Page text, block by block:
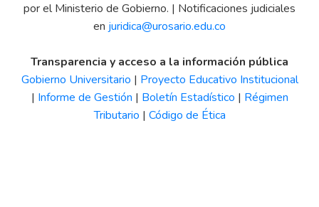
por el Ministerio de Gobierno. | Notificaciones judiciales
en juridica@urosario.edu.co
Transparencia y acceso a la información pública
Gobierno Universitario | Proyecto Educativo Institucional
| Informe de Gestión | Boletín Estadístico | Régimen
Tributario | Código de Ética